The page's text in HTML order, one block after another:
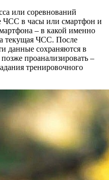
или соревнований
ЧСС в часы или смартфон и
– в какой именно
текущая ЧСС. После
данные сохраняются в
проанализировать –
тренировочного